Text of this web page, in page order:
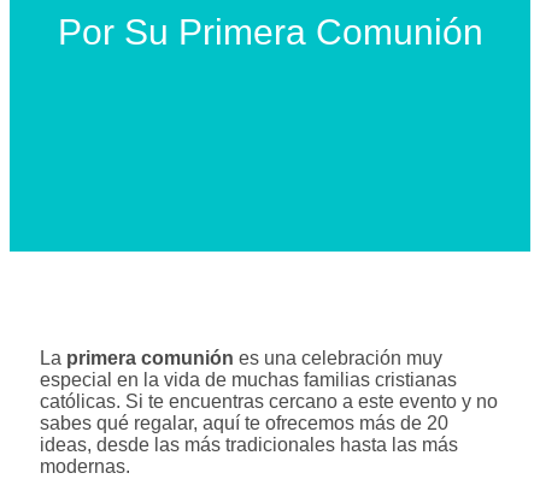
Por Su Primera Comunión
La primera comunión es una celebración muy
especial en la vida de muchas familias cristianas
católicas. Si te encuentras cercano a este evento y no
sabes qué regalar, aquí te ofrecemos más de 20
ideas, desde las más tradicionales hasta las más
modernas.